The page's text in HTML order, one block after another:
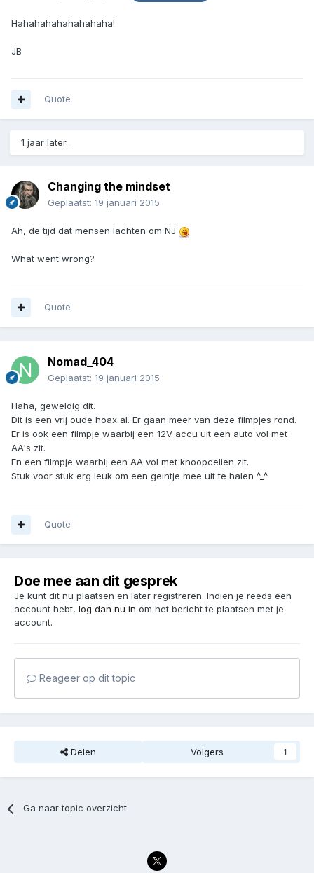
Hahahahahahahahaha!
JB
Quote
1 jaar later...
Changing the mindset
Geplaatst: 19 januari 2015
Ah, de tijd dat mensen lachten om NJ
What went wrong?
Quote
Nomad_404
Geplaatst: 19 januari 2015
Haha, geweldig dit.
Dit is een vrij oude hoax al. Er gaan meer van deze filmpjes rond.
Er is ook een filmpje waarbij een 12V accu uit een auto vol met
AA's zit.
En een filmpje waarbij een AA vol met knoopcellen zit.
Stuk voor stuk erg leuk om een geintje mee uit te halen ^_^
Quote
Doe mee aan dit gesprek
Je kunt dit nu plaatsen en later registreren. Indien je reeds een
account hebt, log dan nu in om het bericht te plaatsen met je
account.
Reageer op dit topic
Delen Volgers 1
Ga naar topic overzicht